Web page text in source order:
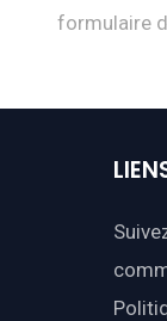
formulaire